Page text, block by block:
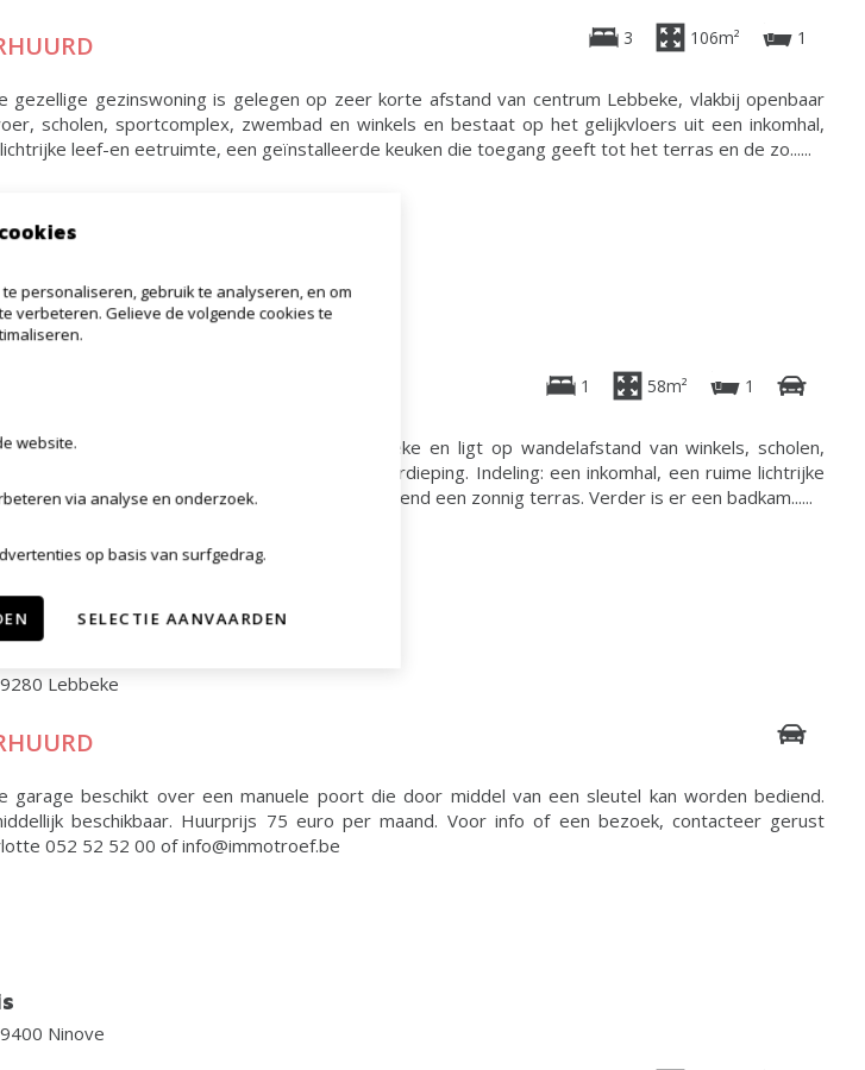
3 106m² 1
gezellige gezinswoning is gelegen op zeer korte afstand van centrum Lebbeke, vlakbij openbaar
scholen, sportcomplex, zwembad en winkels en bestaat op het gelijkvloers uit een inkomhal,
leef-en eetruimte, een geïnstalleerde keuken die toegang geeft tot het terras en de zo......
Lebbeke
1 58m² 1
appartement is gelegen in hartje Lebbeke en ligt op wandelafstand van winkels, scholen,
vervoer en bevindt zich op de tweede verdieping. Indeling: een inkomhal, een ruime lichtrijke
en een geïnstalleerde keuken met aansluitend een zonnig terras. Verder is er een badkam......
garagebox
9280 Lebbeke
garage beschikt over een manuele poort die door middel van een sleutel kan worden bediend.
beschikbaar. Huurprijs 75 euro per maand. Voor info of een bezoek, contacteer gerust
052 52 52 00 of info@immotroef.be
9400 Ninove
personaliseren, gebruik te analyseren, en om
verbeteren. Gelieve de volgende cookies te
website.
via analyse en onderzoek.
op basis van surfgedrag.
SELECTIE AANVAARDEN